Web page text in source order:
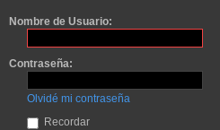
Nombre de Usuario:
Contraseña:
Olvidé mi contraseña
Recordar